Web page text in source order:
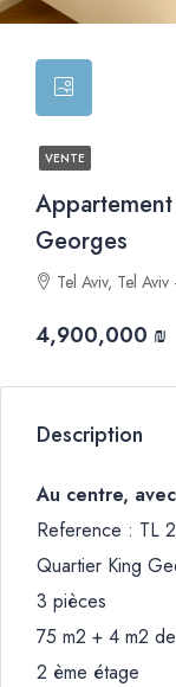
VENTE
Georges
Tel Aviv, Tel
4,900,000 ₪
Description
Au centre,
Reference : TL
Quartier King
3 pièces
75 m2 + 4 m2
2 ème étage